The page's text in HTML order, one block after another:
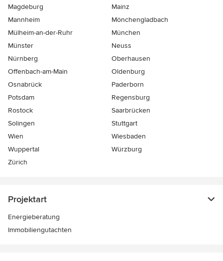
Magdeburg
Mainz
Mannheim
Mönchen­gladbach
Mülheim-an-der-Ruhr
München
Münster
Neuss
Nürnberg
Oberhausen
Offenbach-am-Main
Oldenburg
Osnabrück
Paderborn
Potsdam
Regensburg
Rostock
Saarbrücken
Solingen
Stuttgart
Wien
Wiesbaden
Wuppertal
Würzburg
Zürich
Projektart
Energieberatung
Immobiliengutachten